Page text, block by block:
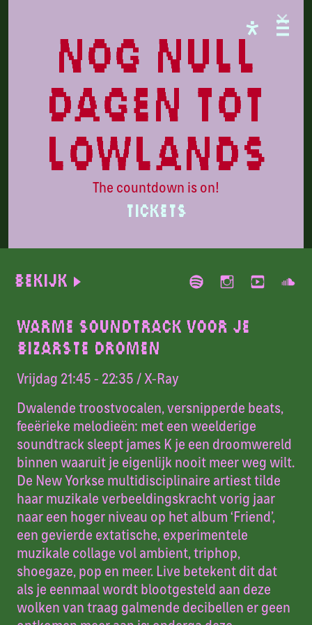
nog null
dagen tot
lowlands
The countdown is on!
TICKETS
Bekijk
WARME SOUNDTRACK VOOR JE
BIZARSTE DROMEN
Vrijdag 21:45 - 22:35 / X-Ray
Dwalende troostvocalen, versnipperde beats,
feeërieke melodieën: met een weelderige
soundtrack sleept james K je een droomwereld
binnen waaruit je eigenlijk nooit meer weg wilt.
De New Yorkse multidisciplinaire artiest tilde
haar muzikale verbeeldingskracht vorig jaar
naar een hoger niveau op het album ‘Friend’,
een gevierde extatische, experimentele
muzikale collage vol ambient, triphop,
shoegaze, pop en meer. Live betekent dit dat
als je eenmaal wordt blootgesteld aan deze
wolken van traag galmende decibellen er geen